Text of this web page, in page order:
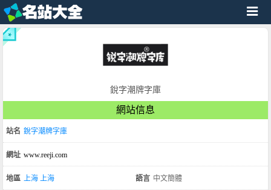
銳字潮牌字庫
網站信息
站名 銳字潮牌字庫
網址 www.reeji.com
地區 上海 上海 語言 中文簡體